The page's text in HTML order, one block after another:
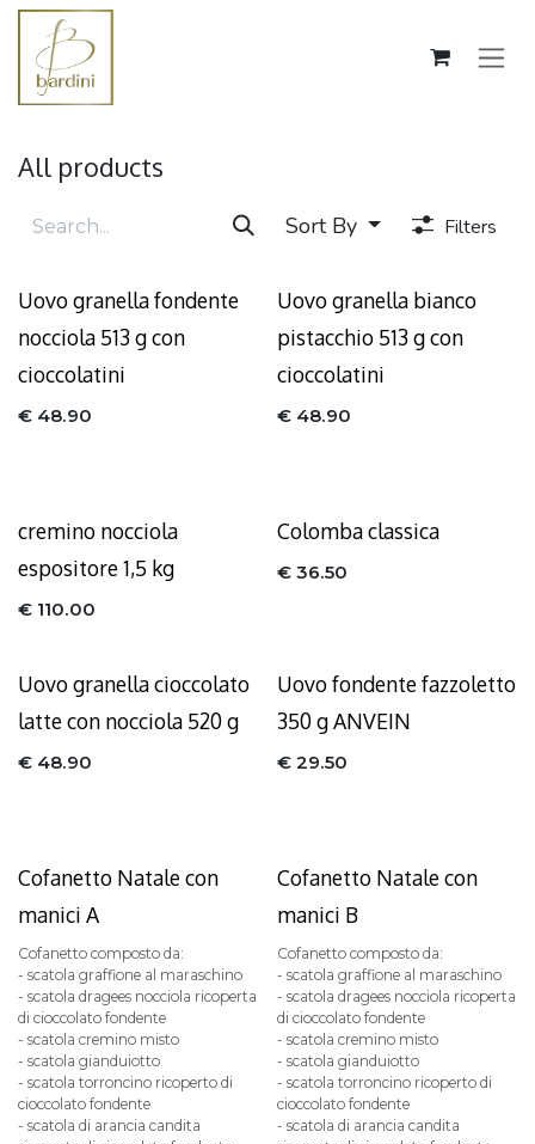
Skip to Content
All products
Sort By Filters
Uovo granella fondente
nocciola 513 g con
cioccolatini
€ 48.90
Uovo granella bianco
pistacchio 513 g con
cioccolatini
€ 48.90
cremino nocciola
espositore 1,5 kg
€ 110.00
Colomba classica
€ 36.50
Uovo granella cioccolato
latte con nocciola 520 g
€ 48.90
Uovo fondente fazzoletto
350 g ANVEIN
€ 29.50
Sold out
Cofanetto Natale con
manici A
Cofanetto composto da:
- scatola graffione al maraschino
- scatola dragees nocciola ricoperta
di cioccolato fondente
- scatola cremino misto
- scatola gianduiotto
- scatola torroncino ricoperto di
cioccolato fondente
- scatola di arancia candita
Sold out
Cofanetto Natale con
manici B
Cofanetto composto da:
- scatola graffione al maraschino
- scatola dragees nocciola ricoperta
di cioccolato fondente
- scatola cremino misto
- scatola gianduiotto
- scatola torroncino ricoperto di
cioccolato fondente
- scatola di arancia candita